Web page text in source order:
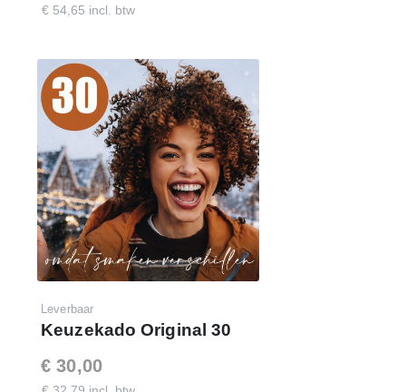
Daar doen we het voor
Klik op onderstaande link voor dedemo-website
in met de getoonde code. Met dit budget hebben uw
medewerkers1600 puntente besteden in de webshop.
www.keuzekado.com
Inloggegevens:
E-mail : je eigen e-mailadres
Wachtwoord : demo80keuzekado
€ 54,65 incl. btw
Leverbaar
Keuzekado Original 30
€ 30,00